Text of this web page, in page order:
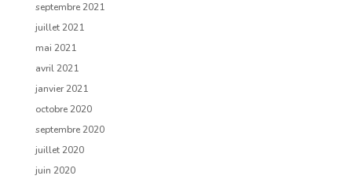
septembre 2021
juillet 2021
mai 2021
avril 2021
janvier 2021
octobre 2020
septembre 2020
juillet 2020
juin 2020